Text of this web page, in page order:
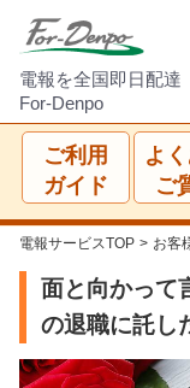
電報を全国即日配達
For-Denpo
ご利用
ガイド
よ
ご
電報サービスTOP > お客
面と向かって
の退職に託し